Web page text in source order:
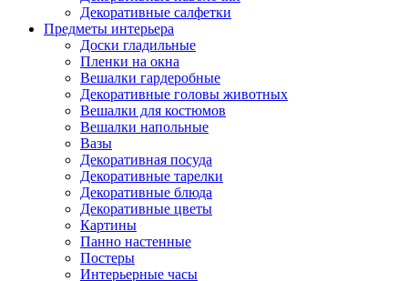
Декоративные салфетки
Предметы интерьера
Доски гладильные
Пленки на окна
Вешалки гардеробные
Декоративные головы животных
Вешалки для костюмов
Вешалки напольные
Вазы
Декоративная посуда
Декоративные тарелки
Декоративные блюда
Декоративные цветы
Картины
Панно настенные
Постеры
Интерьерные часы